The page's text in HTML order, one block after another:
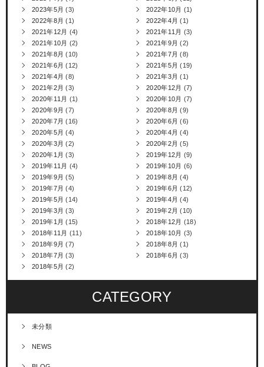
2023年5月 (3) 2022年10月 (1)
2022年8月 (1) 2022年4月 (1)
2021年12月 (4) 2021年11月 (3)
2021年10月 (2) 2021年9月 (2)
2021年8月 (10) 2021年7月 (8)
2021年6月 (12) 2021年5月 (19)
2021年4月 (8) 2021年3月 (1)
2021年2月 (3) 2020年12月 (7)
2020年11月 (1) 2020年10月 (7)
2020年9月 (7) 2020年8月 (9)
2020年7月 (16) 2020年6月 (6)
2020年5月 (4) 2020年4月 (4)
2020年3月 (2) 2020年2月 (5)
2020年1月 (3) 2019年12月 (9)
2019年11月 (4) 2019年10月 (6)
2019年9月 (5) 2019年8月 (4)
2019年7月 (4) 2019年6月 (12)
2019年5月 (14) 2019年4月 (4)
2019年3月 (3) 2019年2月 (10)
2019年1月 (15) 2018年12月 (18)
2018年11月 (11) 2018年10月 (3)
2018年9月 (7) 2018年8月 (1)
2018年7月 (3) 2018年6月 (3)
2018年5月 (2)
CATEGORY
未分類
NEWS